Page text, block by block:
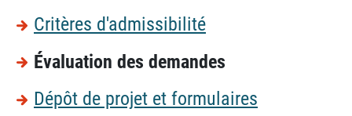
Critères d'admissibilité
Évaluation des demandes
Dépôt de projet et formulaires